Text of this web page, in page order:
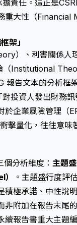
責任。這正是
重大性（Financial
架」
）、利害關係
（Institutional
告文本的分析框
投資人發出財務
於企業風險管理
擊量化，往往意味
分析維度： 主題
。主題盛行度評
極承諾、中性說
附加在報告末尾
續報告書重大主題編